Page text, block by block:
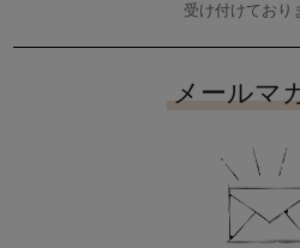
受け付けており
メールマ